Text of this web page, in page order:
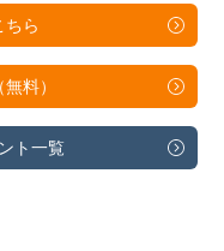
ちら
料）
ト一覧